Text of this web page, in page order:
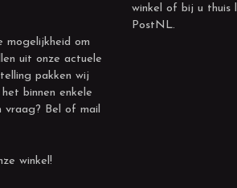
mogelijkheid om
uit onze actuele
pakken wij
binnen enkele
Bel of mail
winkel!
winkel of bij u thuis
PostNL.